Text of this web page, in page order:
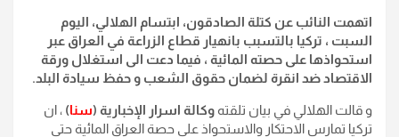
اتهمت النائب عن كتلة الصادقون، ابتسام الهلالي، اليوم
السبت ، تركيا بالتسبب بانهيار قطاع الزراعة في العراق عبر
استحواذها على حصته المائية ، فيما دعت الى استغلال ورقة
الاقتصاد ضد انقرة لضمان حقوق الشعب و حفظ سيادة البلد.
و قالت الهلالي في بيان تلقتهوكالة اسرار الإخبارية (سنا) ، ان
تركيا تمارس الاحتكار والاستحواذ على حصة العراق المائية حتى